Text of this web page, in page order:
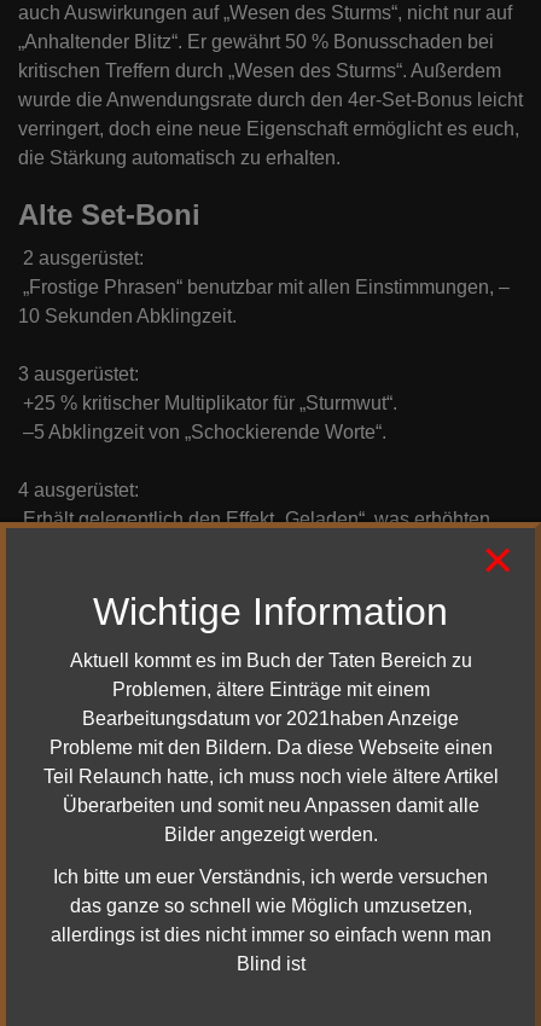
auch Auswirkungen auf „Wesen des Sturms“, nicht nur auf
„Anhaltender Blitz“. Er gewährt 50 % Bonusschaden bei
kritischen Treffern durch „Wesen des Sturms“. Außerdem
wurde die Anwendungsrate durch den 4er-Set-Bonus leicht
verringert, doch eine neue Eigenschaft ermöglicht es euch,
die Stärkung automatisch zu erhalten.
Alte Set-Boni
2 ausgerüstet:
„Frostige Phrasen“ benutzbar mit allen Einstimmungen, –
10 Sekunden Abklingzeit.
3 ausgerüstet:
+25 % kritischer Multiplikator für „Sturmwut“.
–5 Abklingzeit von „Schockierende Worte“.
4 ausgerüstet:
Erhält gelegentlich den Effekt „Geladen“, was erhöhten
+40 % Schaden bei „Anhaltender Blitz“.
Pro ausgerüstete „Einsamer Donner“-Eigenschaft +2 %
Blitzschaden.
Neue Set-Boni
2 ausgerüstet:
„Frostige Phrasen“ können unabhängig von
Einstimmungen angewendet werden und gewähren –30 %
auf Bewegungsgeschwindigkeit, nachdem ein Ziel
Schaden genommen hat.
×
Wichtige Information
Aktuell kommt es im Buch der Taten Bereich zu
Problemen, ältere Einträge mit einem
Bearbeitungsdatum vor 2021haben Anzeige
Probleme mit den Bildern. Da diese Webseite einen
Teil Relaunch hatte, ich muss noch viele ältere Artikel
Überarbeiten und somit neu Anpassen damit alle
Bilder angezeigt werden.
Ich bitte um euer Verständnis, ich werde versuchen
das ganze so schnell wie Möglich umzusetzen,
allerdings ist dies nicht immer so einfach wenn man
Blind ist